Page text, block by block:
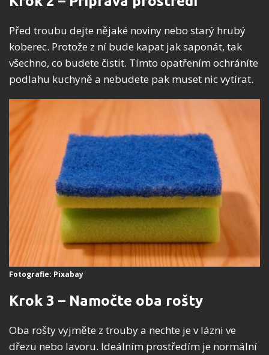
Před troubu dejte nějaké noviny nebo starý hrubý
koberec. Protože z ní bude kapat jak saponát, tak
všechno, co budete čistit. Tímto opatřením ochráníte
podlahu kuchyně a nebudete pak muset nic vytírat.
Fotografie: Pixabay
Krok 3 – Namočte oba rošty
Oba rošty vyjměte z trouby a nechte je v lázni ve
dřezu nebo lavoru. Ideálním prostředím je normální